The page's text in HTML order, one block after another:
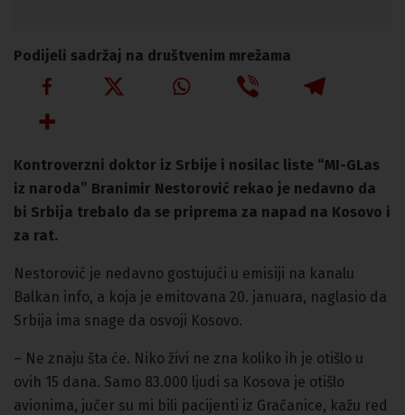
Podijeli sadržaj na društvenim mrežama
Kontroverzni doktor iz Srbije i nosilac liste “MI-GLas
iz naroda” Branimir Nestorović rekao je nedavno da
bi Srbija trebalo da se priprema za napad na Kosovo i
za rat.
Nestorović je nedavno gostujući u emisiji na kanalu
Balkan info, a koja je emitovana 20. januara, naglasio da
Srbija ima snage da osvoji Kosovo.
– Ne znaju šta će. Niko živi ne zna koliko ih je otišlo u
ovih 15 dana. Samo 83.000 ljudi sa Kosova je otišlo
avionima, jučer su mi bili pacijenti iz Gračanice, kažu red